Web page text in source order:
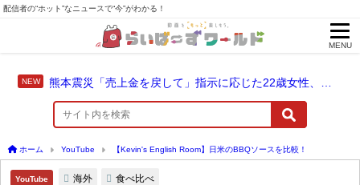
配信者の“ホット”なニュースで“今”がわかる！
MENU
ホーム YouTube 【Kevin's English Room】日米のBBQソースを比較！
YouTube 海外 食べ比べ